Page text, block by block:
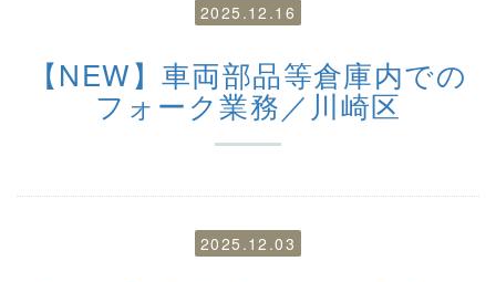
2025.12.16
【NEW】車両部品等倉庫内での
フォーク業務／川崎区
2025.12.03